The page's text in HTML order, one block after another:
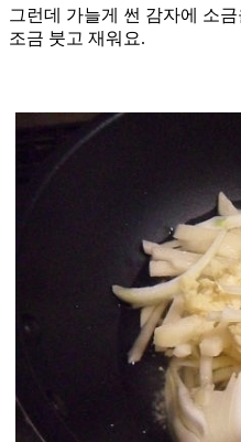
그런데 가늘게 썬 감자에 소
조금 붓고 재워요.